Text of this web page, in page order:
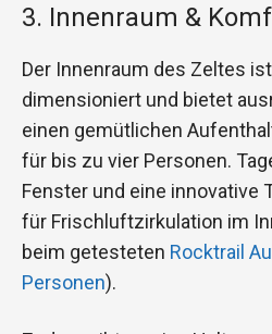
3. Innenraum &
Der Innenraum des Zeltes
dimensioniert und bietet
einen gemütlichen
für bis zu vier Personen.
Fenster und eine innovative
für Frischluftzirkulation im
beim getesteten Rocktrail
Personen).